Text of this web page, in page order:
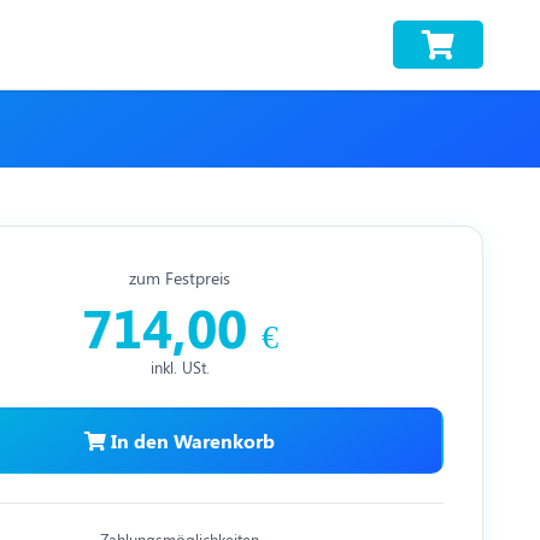
zum Festpreis
714,00 €
inkl. USt.
In den Warenkorb